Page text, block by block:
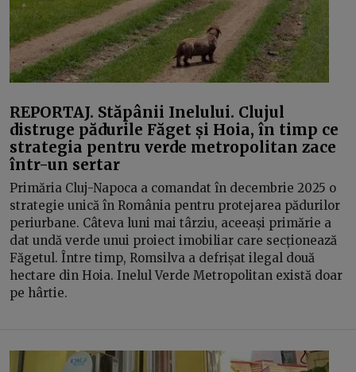
REPORTAJ. Stăpânii Inelului. Clujul
distruge pădurile Făget și Hoia, în timp ce
strategia pentru verde metropolitan zace
într-un sertar
Primăria Cluj-Napoca a comandat în decembrie 2025 o
strategie unică în România pentru protejarea pădurilor
periurbane. Câteva luni mai târziu, aceeași primărie a
dat undă verde unui proiect imobiliar care secționează
Făgetul. Între timp, Romsilva a defrișat ilegal două
hectare din Hoia. Inelul Verde Metropolitan există doar
pe hârtie.